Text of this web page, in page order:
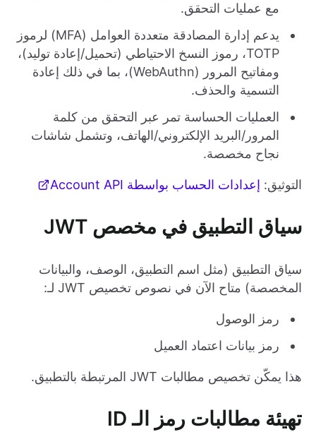
مع عمليات التحقق.
يدعم إدارة المصادقة متعددة العوامل (MFA) لرموز
TOTP، رموز النسخ الاحتياطي (تحميل/إعادة توليد)،
ومفاتيح المرور (WebAuthn)، بما في ذلك إعادة
التسمية والحذف.
العمليات الحساسة تمر عبر التحقق من كلمة
المرور/البريد الإلكتروني/الهاتف، وتشمل شاشات
نجاح مخصصة.
التوثيق: إعدادات الحساب بواسطة Account API
سياق التطبيق في مخصص JWT
سياق التطبيق (مثل اسم التطبيق، الوصف، والبيانات
المخصصة) متاح الآن في نصوص تخصيص JWT لـ:
رمز الوصول
رمز بيانات اعتماد العميل
هذا يمكّن تخصيص مطالبات JWT المرتبطة بالتطبيق.
تهيئة مطالبات رمز الـ ID